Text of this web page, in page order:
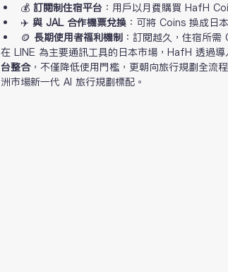
💰 訂閱制住宿平台 ：用戶以月費購買 HafH
✈️ 與 JAL 合作機票兌換 ：可將 Coins 換成日
🪙 長期使用者福利機制 ：訂閱越久，住宿所
在 LINE 為主要通訊工具的日本市場，HafH 透過
台整合，不僅降低使用門檻，更朝向旅行規劃全流
洲市場新一代 AI 旅行規劃標配。